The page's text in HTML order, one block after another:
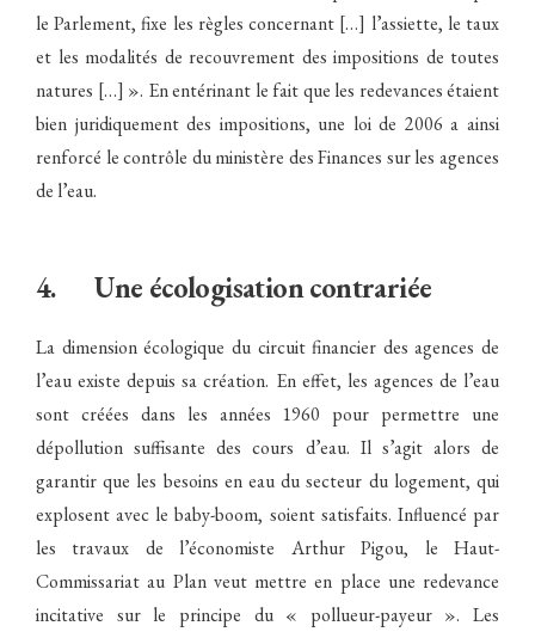
le Parlement, fixe les règles concernant […] l’assiette, le taux
et les modalités de recouvrement des impositions de toutes
natures […] ». En entérinant le fait que les redevances étaient
bien juridiquement des impositions, une loi de 2006 a ainsi
renforcé le contrôle du ministère des Finances sur les agences
de l’eau.
4. Une écologisation contrariée
La dimension écologique du circuit financier des agences de
l’eau existe depuis sa création. En effet, les agences de l’eau
sont créées dans les années 1960 pour permettre une
dépollution suffisante des cours d’eau. Il s’agit alors de
garantir que les besoins en eau du secteur du logement, qui
explosent avec le baby-boom, soient satisfaits. Influencé par
les travaux de l’économiste Arthur Pigou, le Haut-
Commissariat au Plan veut mettre en place une redevance
incitative sur le principe du « pollueur-payeur ». Les